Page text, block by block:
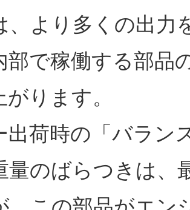
、より多くの出力
部で稼働する部品
ります。
出荷時の「バラン
量のばらつきは、